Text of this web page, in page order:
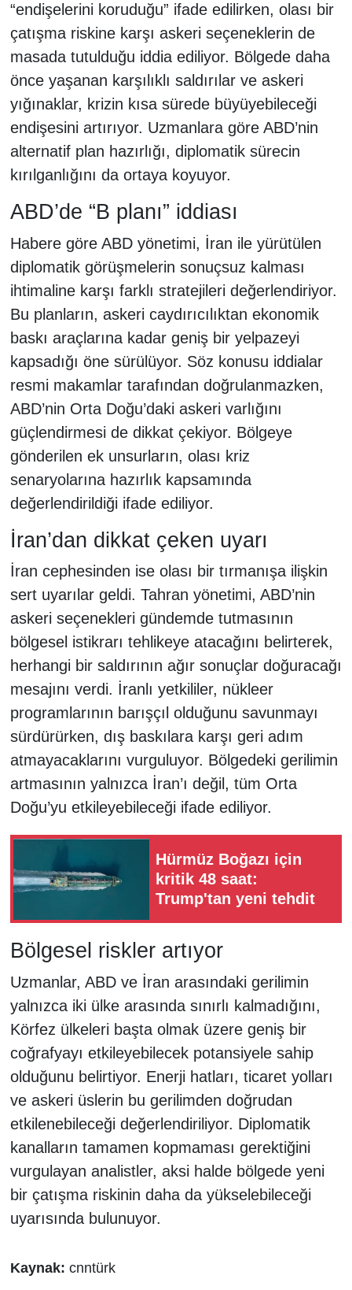
“endişelerini koruduğu” ifade edilirken, olası bir
çatışma riskine karşı askeri seçeneklerin de
masada tutulduğu iddia ediliyor. Bölgede daha
önce yaşanan karşılıklı saldırılar ve askeri
yığınaklar, krizin kısa sürede büyüyebileceği
endişesini artırıyor. Uzmanlara göre ABD’nin
alternatif plan hazırlığı, diplomatik sürecin
kırılganlığını da ortaya koyuyor.
ABD’de “B planı” iddiası
Habere göre ABD yönetimi, İran ile yürütülen
diplomatik görüşmelerin sonuçsuz kalması
ihtimaline karşı farklı stratejileri değerlendiriyor.
Bu planların, askeri caydırıcılıktan ekonomik
baskı araçlarına kadar geniş bir yelpazeyi
kapsadığı öne sürülüyor. Söz konusu iddialar
resmi makamlar tarafından doğrulanmazken,
ABD’nin Orta Doğu’daki askeri varlığını
güçlendirmesi de dikkat çekiyor. Bölgeye
gönderilen ek unsurların, olası kriz
senaryolarına hazırlık kapsamında
değerlendirildiği ifade ediliyor.
İran’dan dikkat çeken uyarı
İran cephesinden ise olası bir tırmanışa ilişkin
sert uyarılar geldi. Tahran yönetimi, ABD’nin
askeri seçenekleri gündemde tutmasının
bölgesel istikrarı tehlikeye atacağını belirterek,
herhangi bir saldırının ağır sonuçlar doğuracağı
mesajını verdi. İranlı yetkililer, nükleer
programlarının barışçıl olduğunu savunmayı
sürdürürken, dış baskılara karşı geri adım
atmayacaklarını vurguluyor. Bölgedeki gerilimin
artmasının yalnızca İran’ı değil, tüm Orta
Doğu’yu etkileyebileceği ifade ediliyor.
Hürmüz Boğazı için
kritik 48 saat:
Trump'tan yeni tehdit
Bölgesel riskler artıyor
Uzmanlar, ABD ve İran arasındaki gerilimin
yalnızca iki ülke arasında sınırlı kalmadığını,
Körfez ülkeleri başta olmak üzere geniş bir
coğrafyayı etkileyebilecek potansiyele sahip
olduğunu belirtiyor. Enerji hatları, ticaret yolları
ve askeri üslerin bu gerilimden doğrudan
etkilenebileceği değerlendiriliyor. Diplomatik
kanalların tamamen kopmaması gerektiğini
vurgulayan analistler, aksi halde bölgede yeni
bir çatışma riskinin daha da yükselebileceği
uyarısında bulunuyor.
Kaynak: cnntürk